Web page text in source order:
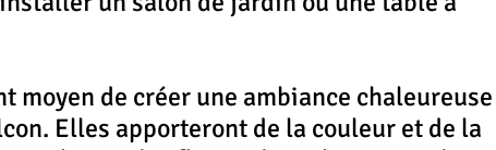
moyen de créer une ambiance chaleureuse
Elles apporteront de la couleur et de la